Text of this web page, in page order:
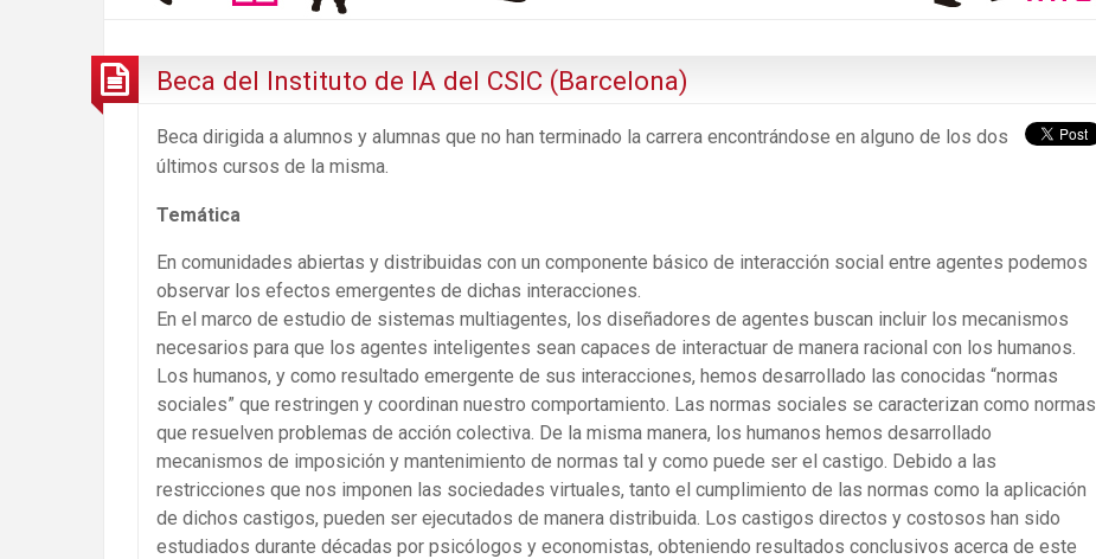
Beca del Instituto de IA del CSIC (Barcelona)
Beca dirigida a alumnos y alumnas que no han terminado la carrera encontrándose en alguno de los dos
últimos cursos de la misma.
Temática
En comunidades abiertas y distribuidas con un componente básico de interacción social entre agentes podemos
observar los efectos emergentes de dichas interacciones.
En el marco de estudio de sistemas multiagentes, los diseñadores de agentes buscan incluir los mecanismos
necesarios para que los agentes inteligentes sean capaces de interactuar de manera racional con los humanos.
Los humanos, y como resultado emergente de sus interacciones, hemos desarrollado las conocidas “normas
sociales” que restringen y coordinan nuestro comportamiento. Las normas sociales se caracterizan como normas
que resuelven problemas de acción colectiva. De la misma manera, los humanos hemos desarrollado
mecanismos de imposición y mantenimiento de normas tal y como puede ser el castigo. Debido a las
restricciones que nos imponen las sociedades virtuales, tanto el cumplimiento de las normas como la aplicación
de dichos castigos, pueden ser ejecutados de manera distribuida. Los castigos directos y costosos han sido
estudiados durante décadas por psicólogos y economistas, obteniendo resultados conclusivos acerca de este